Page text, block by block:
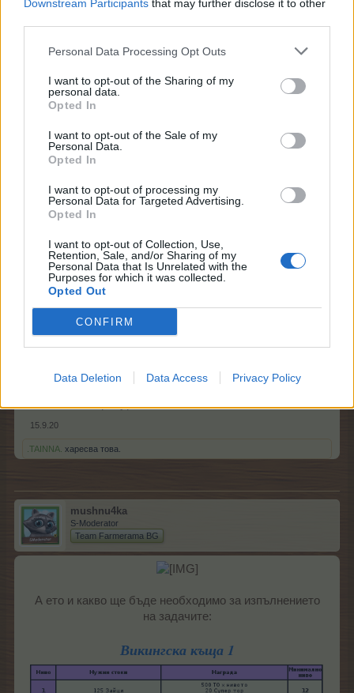
Downstream Participants that may further disclose it to other
Personal Data Processing Opt Outs
I want to opt-out of the Sharing of my
personal data.
Opted In
I want to opt-out of the Sale of my
Personal Data.
Opted In
I want to opt-out of processing my
Personal Data for Targeted Advertising.
Opted In
I want to opt-out of Collection, Use,
Retention, Sale, and/or Sharing of my
Personal Data that Is Unrelated with the
Purposes for which it was collected.
Opted Out
CONFIRM
Data Deletion Data Access Privacy Policy
.TAINNA. харесва това.
mushnu4ka
Team Farmerama BG
Събитието ще се състои от 3 отделни части, които не
Ето и как ще изглежда прозорецът на събитието:
Легенда:
1.Показва с какви ресурси разполагате;
2.Викингска къща 1;
3.
4.Викингска къща 3;
5. Показва какво е необходимо за
6.
Приключване на задачата веднага
чрез заплащане с ЛГ, без загуба на
15.9.20
.TAINNA. харесва това.
mushnu4ka
S-Moderator
Team Farmerama BG
А ето и какво ще бъде необходимо за изпълнението
на задачите:
Викингска къща 1